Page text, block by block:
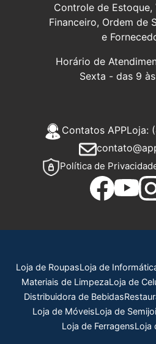
Controle de Estoque,
Financeiro, Ordem de
e
Horário de
Sexta - das 9
Contatos APPLoja:
Política de
Loja de RoupasLoja de
Materiais de LimpezaLoja de
Distribuidora de Bebidas
Loja de MóveisLoja de
Loja de FerragensLoja
ERP com nota fiscal, sistema